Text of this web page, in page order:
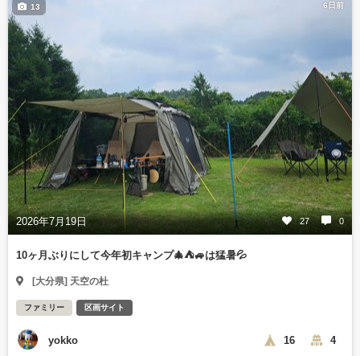
6日前
2026年7月19日 27 0
13
10ヶ月ぶりにして今年初キャンプ🎄⛺🚙は猛暑💦
[大分県] 天空の杜
ファミリー 区画サイト
yokko 16 4